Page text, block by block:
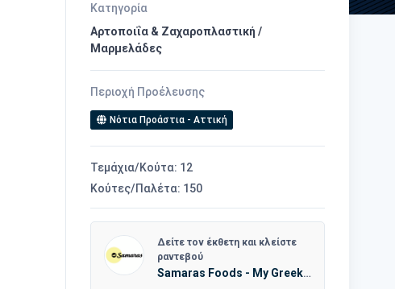
Κατηγορία
Αρτοποιΐα & Ζαχαροπλαστική /
Μαρμελάδες
Περιοχή Προέλευσης
Νότια Προάστια - Αττική
Τεμάχια/Κούτα: 12
Κούτες/Παλέτα: 150
Δείτε τον έκθετη και κλείστε
ραντεβού
Samaras Foods - My Greek Cousin